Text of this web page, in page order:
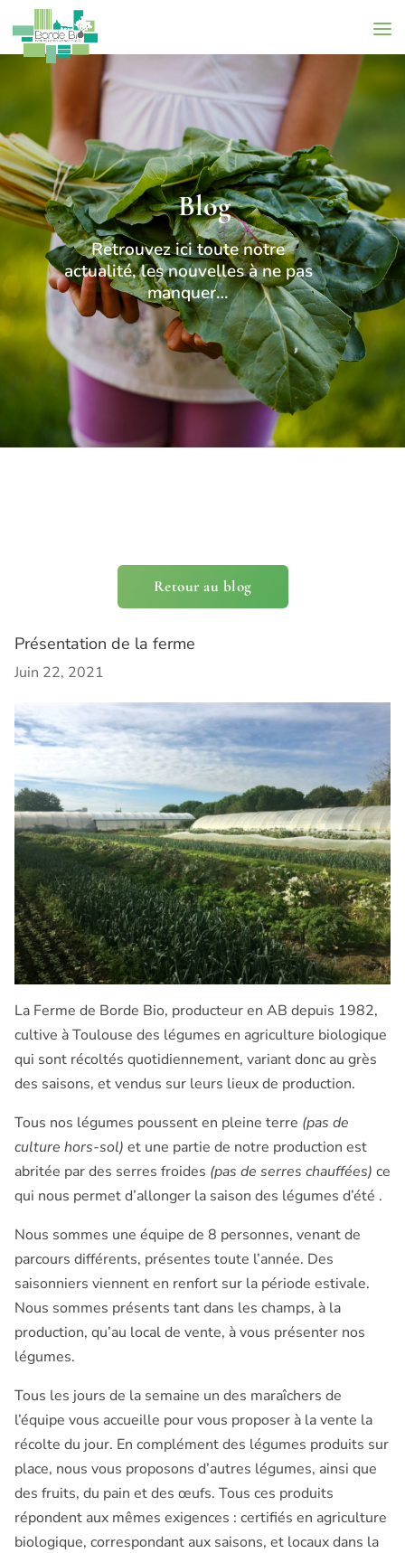
Blog
Retrouvez ici toute notre
actualité, les nouvelles à ne pas
manquer…
Retour au blog
Présentation de la ferme
Juin 22, 2021
La Ferme de Borde Bio, producteur en AB depuis 1982,
cultive à Toulouse des légumes en agriculture biologique
qui sont récoltés quotidiennement, variant donc au grès
des saisons, et vendus sur leurs lieux de production.
Tous nos légumes poussent en pleine terre (pas de
culture hors-sol) et une partie de notre production est
abritée par des serres froides (pas de serres chauffées) ce
qui nous permet d’allonger la saison des légumes d’été .
Nous sommes une équipe de 8 personnes, venant de
parcours différents, présentes toute l’année. Des
saisonniers viennent en renfort sur la période estivale.
Nous sommes présents tant dans les champs, à la
production, qu’au local de vente, à vous présenter nos
légumes.
Tous les jours de la semaine un des maraîchers de
l’équipe vous accueille pour vous proposer à la vente la
récolte du jour. En complément des légumes produits sur
place, nous vous proposons d’autres légumes, ainsi que
des fruits, du pain et des œufs. Tous ces produits
répondent aux mêmes exigences : certifiés en agriculture
biologique, correspondant aux saisons, et locaux dans la